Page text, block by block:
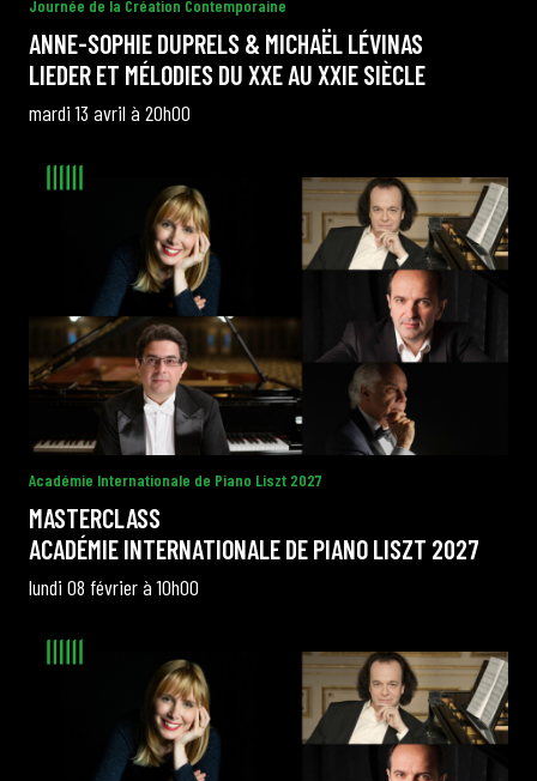
de Cortot
Concerts de midi et demi
Scolaires / Pass Culture
Piano Solo Jazz
La salle
L’événementiel
Les contacts
Journée de la Création Contemporaine
ANNE-SOPHIE DUPRELS & MICHAËL LÉVINAS
LIEDER ET MÉLODIES DU XXE AU XXIE SIÈCLE
mardi 13 avril à 20h00
Académie Internationale de Piano Liszt 2027
MASTERCLASS
ACADÉMIE INTERNATIONALE DE PIANO LISZT 2027
lundi 08 février à 10h00